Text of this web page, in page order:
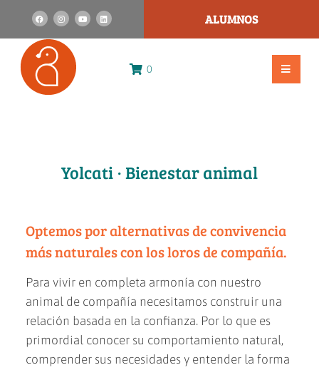
ALUMNOS
0
Yolcati · Bienestar animal
Optemos por alternativas de convivencia
más naturales con los loros de compañía.
Para vivir en completa armonía con nuestro
animal de compañía necesitamos construir una
relación basada en la confianza. Por lo que es
primordial conocer su comportamiento natural,
comprender sus necesidades y entender la forma